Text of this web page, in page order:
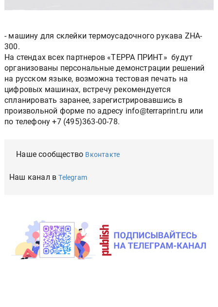
- машину для склейки термоусадочного рукава ZHA-
300.
На стендах всех партнеров «ТЕРРА ПРИНТ» будут
организованы персональные демонстрации решений
на русском языке, возможна тестовая печать на
цифровых машинах, встречу рекомендуется
спланировать заранее, зарегистрировавшись в
произвольной форме по адресу info@terraprint.ru или
по телефону +7 (495)363-00-78.
Наше сообщество Вконтакте
Наш канал вTelegram